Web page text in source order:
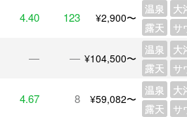
4.40 123 ¥2,900〜
温泉
大
露天
サ
― ― ¥104,500〜
温泉
大
露天
サ
4.67 8 ¥59,082〜
温泉
大
露天
サ